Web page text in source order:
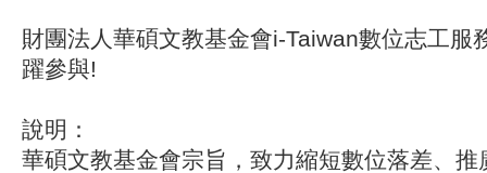
財團法人華碩文教基金會i-Taiwan數位志工服
躍參與!
說明：
華碩文教基金會宗旨，致力縮短數位落差、推